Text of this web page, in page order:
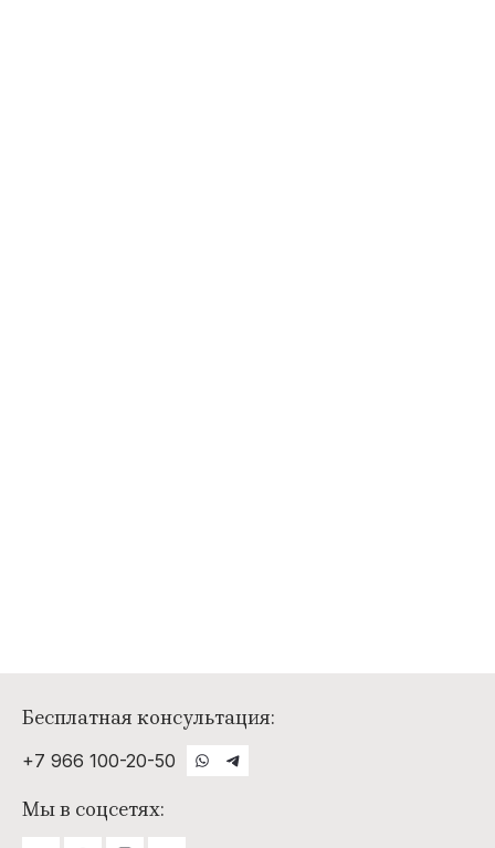
Бесплатная консультация:
+7 966 100-20-50
Мы в соцсетях: